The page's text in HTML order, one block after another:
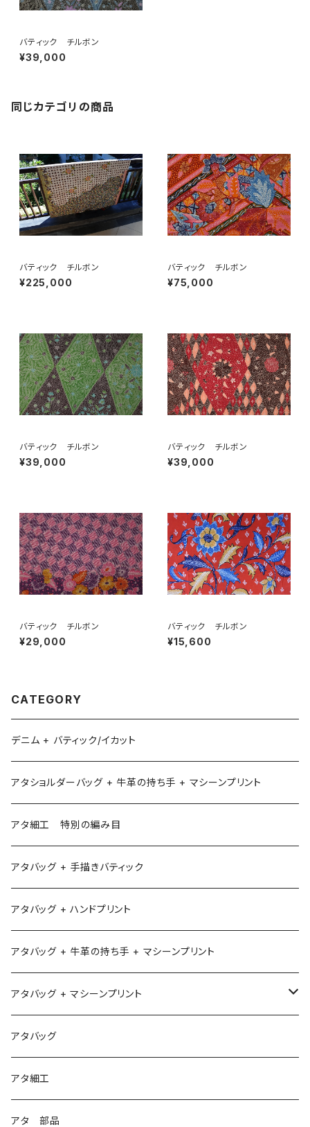
バティック チルボン
¥39,000
同じカテゴリの商品
バティック チルボン
¥225,000
バティック チルボン
¥75,000
バティック チルボン
¥39,000
バティック チルボン
¥39,000
バティック チルボン
¥29,000
バティック チルボン
¥15,600
CATEGORY
デニム + バティック/イカット
アタショルダーバッグ + 牛革の持ち手 + マシーンプリント
アタ細工 特別の編み目
アタバッグ + 手描きバティック
アタバッグ + ハンドプリント
アタバッグ + 牛革の持ち手 + マシーンプリント
アタバッグ + マシーンプリント
1
2
3
アタバッグ
アタ細工
アタ 部品